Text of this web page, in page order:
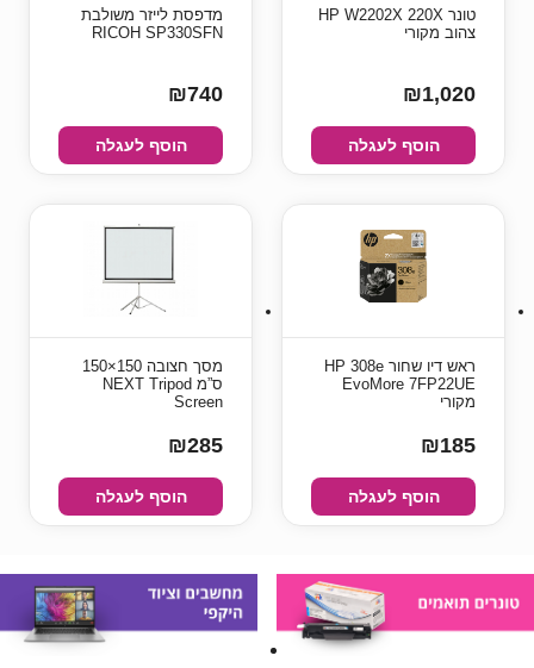
טונר HP W2202X 220X
צהוב מקורי
₪1,020
הוסף לעגלה
מדפסת ‏לייזר ‏משולבת
RICOH SP330SFN
₪740
הוסף לעגלה
ראש דיו ‏שחור HP 308e
EvoMore 7FP22UE
מקורי
₪185
הוסף לעגלה
מסך חצובה 150×150
ס”מ NEXT Tripod
Screen
₪285
הוסף לעגלה